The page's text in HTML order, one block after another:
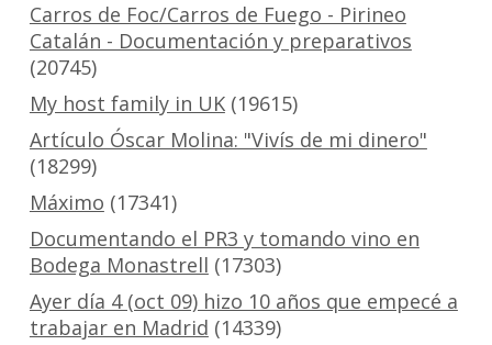
Carros de Foc/Carros de Fuego - Pirineo
Catalán - Documentación y preparativos
(20745)
My host family in UK(19615)
Artículo Óscar Molina: "Vivís de mi dinero"
(18299)
Máximo (17341)
Documentando el PR3 y tomando vino en
Bodega Monastrell (17303)
Ayer día 4 (oct 09) hizo 10 años que empecé a
trabajar en Madrid (14339)